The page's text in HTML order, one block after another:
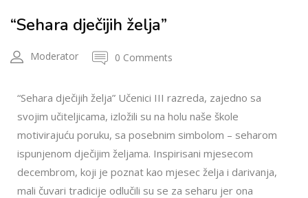
“Sehara dječijih želja”
Moderator 0 Comments
“Sehara dječijih želja” Učenici III razreda, zajedno sa
svojim učiteljicama, izložili su na holu naše škole
motivirajuću poruku, sa posebnim simbolom – seharom
ispunjenom dječijim željama. Inspirisani mjesecom
decembrom, koji je poznat kao mjesec želja i darivanja,
mali čuvari tradicije odlučili su se za seharu jer ona